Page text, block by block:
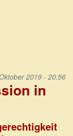
2019 - 20:56
in